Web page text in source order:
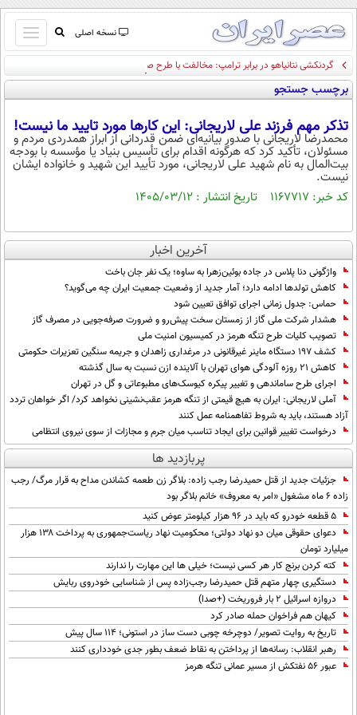
نسخه اصلی
باز
و
بسته
کردن
صفحه اول
جستجو
نظرسنجی
آب و هوا
اوقات شرعی
سواد زندگی
سیاسی
اقتصاد
اقتصادی
خودرو
جامعه
اجتماعی
حوادث
سلامت
یک برش دانایی
محیط زیست
سفر و تفریح
ورزشی
بین الملل
سیاست خارجی
فرهنگ و هنر
علم و دانش
فناوری و It
علمی
اخبار کریپتو
قرآن
گوناگون
سرگرمی
باشگاه مغز
مجله تصویری سلاح
فیلم
اقتصاد
ورزش
سیاست
فناوری
گوناگون
عصر ایران 2
داستان کوتاه
پیامک
روانشناسی
آشپزی
آموزش زبان
گردنکشی نتانیاهو در برابر ترامپ: مخالفت با طرح صلح غزه
برچسب جستجو
تذکر مهم فرزند علی لاریجانی: این کارها مورد تایید ما نیست!
محمدرضا لاریجانی با صدور بیانیه‌ای ضمن قدردانی از ابراز همدردی مردم و
مسئولان، تأکید کرد که هرگونه اقدام برای تأسیس بنیاد یا مؤسسه با بودجه
بیت‌المال به نام شهید علی لاریجانی، مورد تأیید این شهید و خانواده ایشان
نیست.
کد خبر: ۱۱۶۷۷۱۷ تاریخ انتشار : ۱۴۰۵/۰۳/۱۲
آخرین اخبار
واژگونی دنا پلاس در جاده بوئین‌زهرا به ساوه؛ یک نفر جان باخت
کاهش تولدها ادامه دارد؛ آمار جدید از وضعیت جمعیت ایران چه می‌گوید؟
حماس: جدول زمانی اجرای توافق تعیین شود
هشدار شرکت ملی گاز از زمستان سخت پیش‌رو و ضرورت صرفه‌جویی در مصرف گاز
تصویب کلیات طرح تنگه هرمز در کمیسیون امنیت ملی
کشف ۱۹۷ دستگاه ماینر غیرقانونی در مرغداری زاهدان و جریمه سنگین تعزیرات حکومتی
کاهش ۲۱ روزه آلودگی هوای تهران با آلاینده ازن نسبت به سال گذشته
اجرای طرح ساماندهی و تغییر پیکره کیوسک‌های مطبوعاتی و گل در تهران
آملی‌ لاریجانی: ایران به هیچ قیمتی از تنگه هرمز عقب‌نشینی نخواهد کرد/ اگر خواهان تردد
آزاد هستند، باید به شروط تفاهمنامه عمل کنند
درخواست تغییر قوانین برای ایجاد تناسب میان جرم و مجازات از سوی نیروی انتظامی
پربازدید ها
جزئیات جدید از قتل حمیدرضا رجب زاده: بلاگر زن طعمه کشاندن مداح به قرار مرگ/ رجب
زاده 6 ماه مشغول «امر به معروف» خانم بلاگر بود
۵ قطعه خودرو که باید در ۹۶ هزار کیلومتر عوض کنید
دعوای حقوقی میان دو نهاد دولتی؛ محکومیت نهاد ریاست‌جمهوری به پرداخت ۱۳۸ هزار
میلیارد تومان
کته کردن برنج کار هر کسی نیست؛ خیلی ها این مهارت را ندارند
دستگیری چهار متهم قتل حمیدرضا رجب‌زاده پس از شناسایی خودروی ربایش
دروازه اسرائیل ۲ بار فروریخت (+صدا)
کیهان هم فراخوان حمله صادر کرد
تاریخ به روایت تصویر/ دوچرخه چوبی دست ساز در استونی؛ 114 سال پیش
رهبر انقلاب: رسانه‌ها از پرداختن به نقاط ضعف بطور جدی خودداری کنند
عبور ۵۶ نفتکش از مسیر عمانی تنگه هرمز